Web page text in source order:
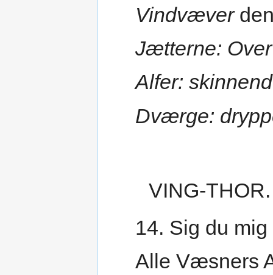
Vindvæver
Jætterne:
Alfer:
Dværge:
VING-THOR.
14. Sig du
Alle Væsners